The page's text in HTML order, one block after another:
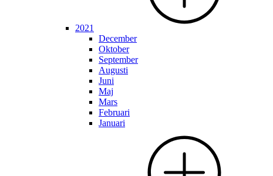
2021
December
Oktober
September
Augusti
Juni
Maj
Mars
Februari
Januari